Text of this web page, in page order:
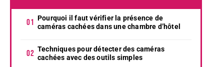
Pourquoi il faut vérifier la présence de
caméras cachées dans une chambre d’hôtel
Techniques pour détecter des caméras
cachées avec des outils simples